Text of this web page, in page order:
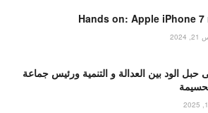
Hands on: Apple iPhone 7
حبل الود بين العدالة و التنمية ورئيس جماعة